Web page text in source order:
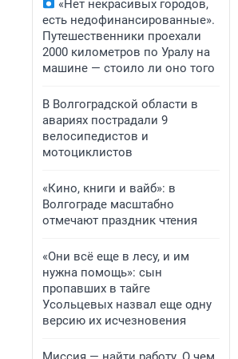
«Нет некрасивых городов,
есть недофинансированные».
Путешественники проехали
2000 километров по Уралу на
машине — стоило ли оно того
В Волгоградской области в
авариях пострадали 9
велосипедистов и
мотоциклистов
«Кино, книги и вайб»: в
Волгограде масштабно
отмечают праздник чтения
«Они всё еще в лесу, и им
нужна помощь»: сын
пропавших в тайге
Усольцевых назвал еще одну
версию их исчезновения